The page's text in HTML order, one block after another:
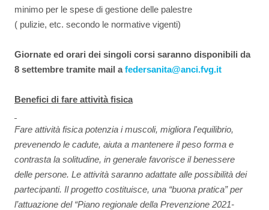
minimo per le spese di gestione delle palestre
( pulizie, etc. secondo le normative vigenti)
Giornate ed orari dei singoli corsi saranno disponibili da
8 settembre tramite mail afedersanita@anci.fvg.it
Benefici di fare attività fisica
Fare attività fisica potenzia i muscoli, migliora l'equilibrio,
prevenendo le cadute, aiuta a mantenere il peso forma e
contrasta la solitudine, in generale favorisce il benessere
delle persone. Le attività saranno adattate alle possibilità dei
partecipanti. Il progetto costituisce, una “buona pratica” per
l’attuazione del “Piano regionale della Prevenzione 2021-